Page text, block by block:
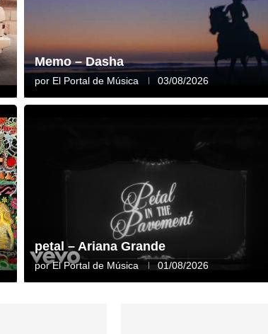
Memo – Dasha
por El Portal de Música 03/08/2026
petal – Ariana Grande
porEl Portal de Música 01/08/2026